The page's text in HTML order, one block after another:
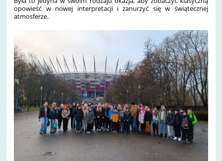
opowieść w nowej interpretacji i zanurzyć się w świątecznej
atmosferze.